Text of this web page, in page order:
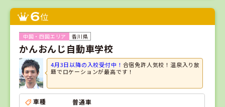
6位
香川県
かんおんじ自動車学校
4月3日以降の入校受付中！ 合宿免許人気校！温泉入り放
題でロケーションが最高です！
車種
普通車